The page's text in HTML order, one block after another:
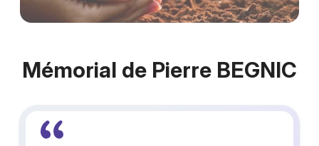
Mémorial de Pierre BEGNIC